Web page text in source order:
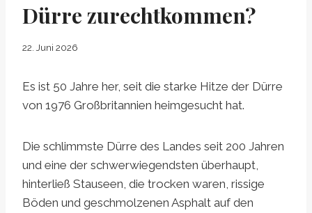
Dürre zurechtkommen?
22. Juni 2026
Es ist 50 Jahre her, seit die starke Hitze der Dürre
von 1976 Großbritannien heimgesucht hat.
Die schlimmste Dürre des Landes seit 200 Jahren
und eine der schwerwiegendsten überhaupt,
hinterließ Stauseen, die trocken waren, rissige
Böden und geschmolzenen Asphalt auf den